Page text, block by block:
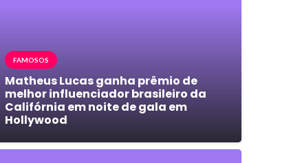
FAMOSOS
Matheus Lucas ganha prêmio de
melhor influenciador brasileiro da
Califórnia em noite de gala em
Hollywood